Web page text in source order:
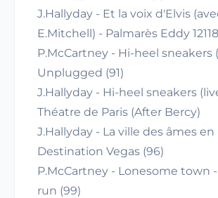
J.Hallyday - Et la voix d'Elvis
E.Mitchell) - Palmarès Eddy
P.McCartney - Hi-heel sneakers
Unplugged (91)
J.Hallyday - Hi-heel sneakers
Théatre de Paris (After Bercy)
J.Hallyday - La ville des âmes
Destination Vegas (96)
P.McCartney - Lonesome town
run (99)